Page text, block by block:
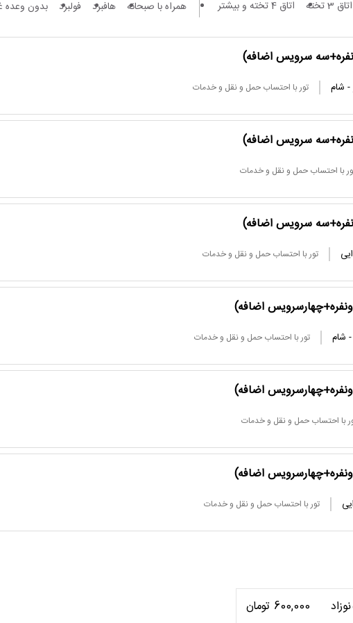
اتاق 3 تخته اتاق 4 تخته و بیشتر همراه با صبحانه هافبرد فولبرد بدون وعده
سرویس اضافه)
- شام تور با احتساب حمل و نقل و خدمات
سرویس اضافه)
با احتساب حمل و نقل و خدمات
سرویس اضافه)
تور با احتساب حمل و نقل و خدمات
اضافه)
- شام تور با احتساب حمل و نقل و خدمات
اضافه)
با احتساب حمل و نقل و خدمات
اضافه)
تور با احتساب حمل و نقل و خدمات
نوزاد 600,000 تومان